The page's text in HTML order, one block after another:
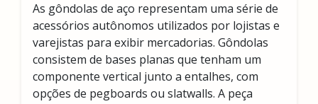
As gôndolas de aço representam uma série de
acessórios autônomos utilizados por lojistas e
varejistas para exibir mercadorias. Gôndolas
consistem de bases planas que tenham um
componente vertical junto a entalhes, com
opções de pegboards ou slatwalls. A peça